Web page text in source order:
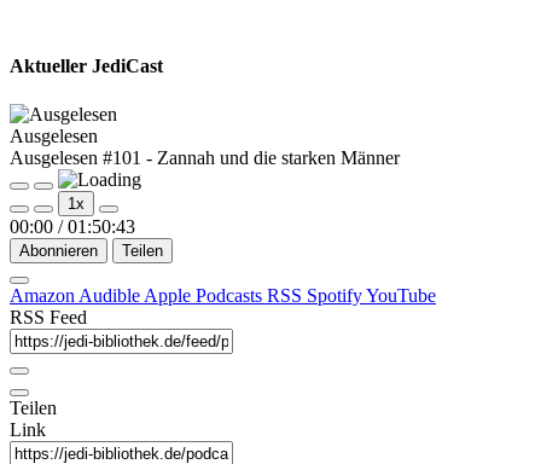
Aktueller JediCast
Ausgelesen
Ausgelesen #101 - Zannah und die starken Männer
Play
Episode
Pause
Episode
1x
00:00 / 01:50:43
Abonnieren Teilen
Amazon Audible Apple Podcasts RSS SpotifyYouTube
RSS Feed
Teilen
Link